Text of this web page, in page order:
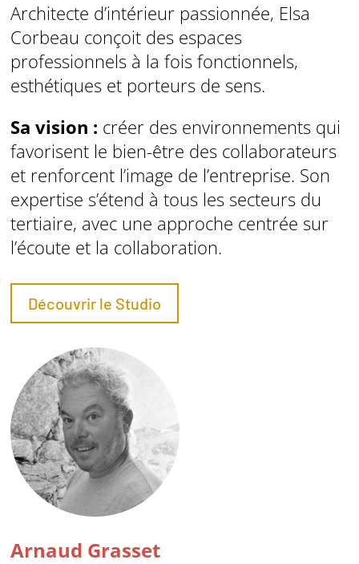
Architecte d’intérieur passionnée, Elsa
Corbeau conçoit des espaces
professionnels à la fois fonctionnels,
esthétiques et porteurs de sens.
Sa vision : créer des environnements qui
favorisent le bien-être des collaborateurs
et renforcent l’image de l’entreprise. Son
expertise s’étend à tous les secteurs du
tertiaire, avec une approche centrée sur
l’écoute et la collaboration.
Découvrir le Studio
Arnaud Grasset